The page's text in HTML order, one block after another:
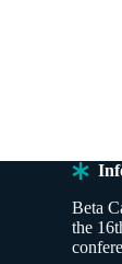
Beta
the